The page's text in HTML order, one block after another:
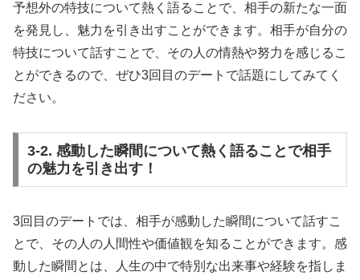
予想外の特技について熱く語ることで、相手の新たな一面
を発見し、魅力を引き出すことができます。相手が自分の
特技について話すことで、その人の情熱や努力を感じるこ
とができるので、ぜひ3回目のデートで話題にしてみてく
ださい。
3-2. 感動した瞬間について熱く語ることで相手
の魅力を引き出す！
3回目のデートでは、相手が感動した瞬間について話すこ
とで、その人の人間性や価値観を知ることができます。感
動した瞬間とは、人生の中で特別な出来事や経験を指しま